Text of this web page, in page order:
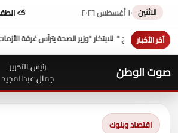
الاثنين ١٠ أغسطس ٢٠٢٦ ⛅
آخر الأخبار
محافظ سوهاج يؤكد استقرار الأوضاع
صوت الوطن
رئيس التحرير
جمال عبدالمجيد
اقتصاد وبنوك